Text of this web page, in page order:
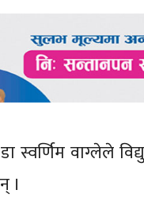
डा स्वर्णिम वाग्लेले
।